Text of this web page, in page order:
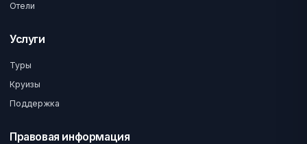
Отели
Услуги
Туры
Круизы
Поддержка
Правовая информация